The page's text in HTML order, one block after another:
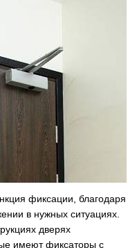
фиксации, благодаря
в нужных ситуациях.
дверях
имеют фиксаторы с